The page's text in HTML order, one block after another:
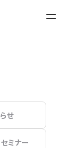
せ
セミナー